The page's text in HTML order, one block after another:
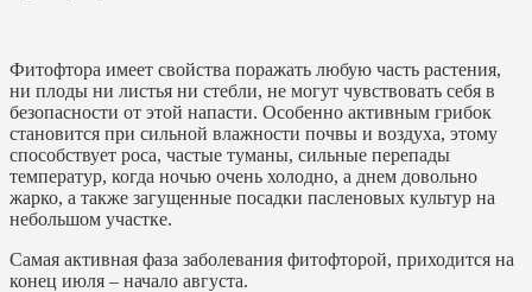
Фитофтора имеет свойства поражать любую часть растения,
ни плоды ни листья ни стебли, не могут чувствовать себя в
безопасности от этой напасти. Особенно активным грибок
становится при сильной влажности почвы и воздуха, этому
способствует роса, частые туманы, сильные перепады
температур, когда ночью очень холодно, а днем довольно
жарко, а также загущенные посадки пасленовых культур на
небольшом участке.
Самая активная фаза заболевания фитофторой, приходится на
конец июля – начало августа.